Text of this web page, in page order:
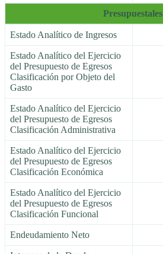
Presupuestales
Estado Analítico de Ingresos
Estado Analítico del Ejercicio
del Presupuesto de Egresos
Clasificación por Objeto del
Gasto
Estado Analítico del Ejercicio
del Presupuesto de Egresos
Clasificación Administrativa
Estado Analítico del Ejercicio
del Presupuesto de Egresos
Clasificación Económica
Estado Analítico del Ejercicio
del Presupuesto de Egresos
Clasificación Funcional
Endeudamiento Neto